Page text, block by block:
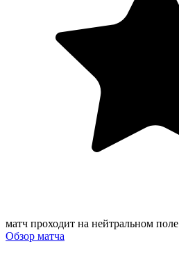
матч проходит на нейтральном поле
Обзор матча